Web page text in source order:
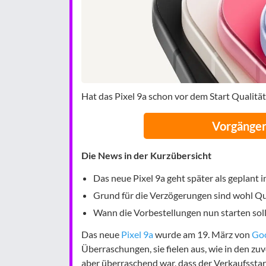
Hat das Pixel 9a schon vor dem Start
Die News in der Kurzübersicht
Das neue Pixel 9a geht später als geplant
Grund für die Verzögerungen sind wohl
Wann die Vorbestellungen nun starten
Das neue Pixel 9awurde am 19. März von
Überraschungen, sie fielen aus, wie in den
aber überraschend war, dass der